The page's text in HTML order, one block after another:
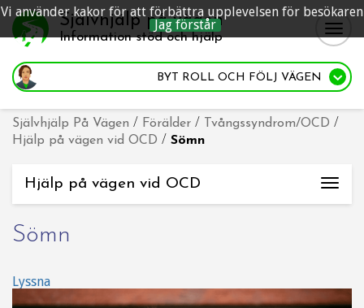
Vi använder kakor för att förbättra upplevelsen för besökaren
Jag förstår
Självhjälp på vägen
Information stöd och hjälp
BYT ROLL OCH FÖLJ VÄGEN
Självhjälp På Vägen / Förälder / Tvångssyndrom/OCD /
Hjälp på vägen vid OCD / Sömn
Hjälp på vägen vid OCD
Sömn
Lyssna